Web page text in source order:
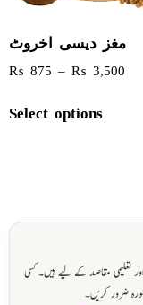
مغز دیسی اخروٹ
₨ 875 – ₨ 3,500
Select options
تعلیمی مقاصد کے لیے ہیں۔ کسی
ضرور کریں۔